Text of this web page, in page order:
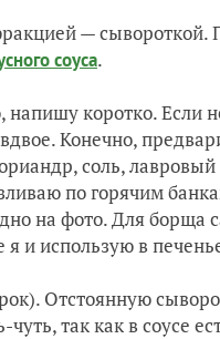
— сывороткой.
соуса.
напишу коротко. Если
Конечно,
соль,
по горячим
на фото. Для борща
я и использую в
Отстоянную
так как в соусе